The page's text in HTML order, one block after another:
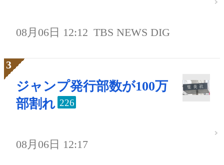
08月06日 12:12 TBS NEWS DIG
ジャンプ発行部数が100万
部割れ 226
08月06日 12:17